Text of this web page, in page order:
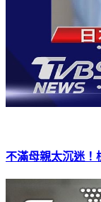
不滿母親太沉迷！